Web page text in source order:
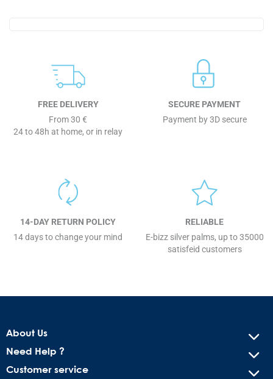
FREE DELIVERY
From 30 €
24 to 48h at home, or in relay
SECURE PAYMENT
Payment by 3D secure
14-DAY RETURN POLICY
14 days to change your mind
RELIABLE
E-bizz silver palms, up to 35000
satisfeid customers
About Us
Need Help ?
Customer service